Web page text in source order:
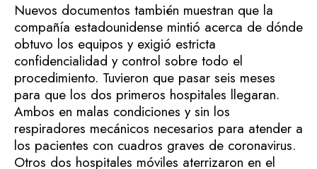
Nuevos documentos también muestran que la
compañía estadounidense mintió acerca de dónde
obtuvo los equipos y exigió estricta
confidencialidad y control sobre todo el
procedimiento. Tuvieron que pasar seis meses
para que los dos primeros hospitales llegaran.
Ambos en malas condiciones y sin los
respiradores mecánicos necesarios para atender a
los pacientes con cuadros graves de coronavirus.
Otros dos hospitales móviles aterrizaron en el